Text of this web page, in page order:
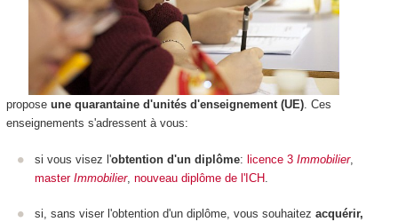
propose une quarantained'unités d'enseignement (UE). Ces
enseignements s'adressent à vous:
si vous visez l'obtention d'un diplôme: licence 3 Immobilier,
master Immobilier, nouveau diplôme de l'ICH
si, sans viser l'obtention d'un diplôme, vous souhaitez acquérir,